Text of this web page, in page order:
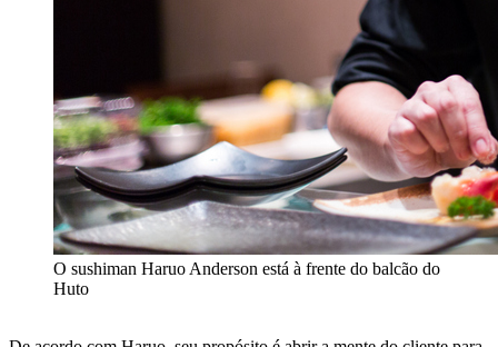
O sushiman Haruo Anderson está à frente do balcão do
Huto